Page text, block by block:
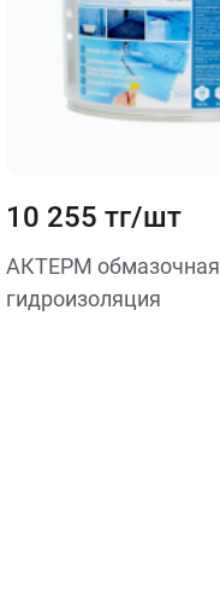
10 255 тг/шт
АКТЕРМ обмазочная
гидроизоляция